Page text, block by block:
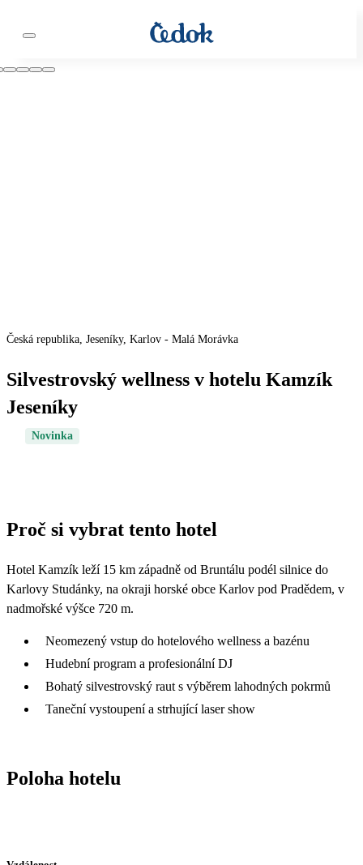
Česká republika, Jeseníky, Karlov - Malá Morávka
Silvestrovský wellness v hotelu Kamzík
Jeseníky
Novinka
Proč si vybrat tento hotel
Hotel Kamzík leží 15 km západně od Bruntálu podél silnice do
Karlovy Studánky, na okraji horské obce Karlov pod Pradědem, v
nadmořské výšce 720 m.
Neomezený vstup do hotelového wellness a bazénu
Hudební program a profesionální DJ
Bohatý silvestrovský raut s výběrem lahodných pokrmů
Taneční vystoupení a strhující laser show
Poloha hotelu